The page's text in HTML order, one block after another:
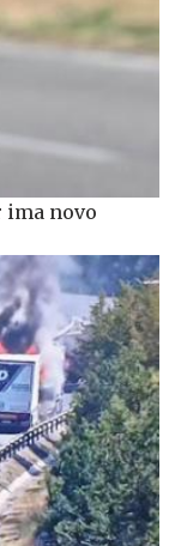
ima novo